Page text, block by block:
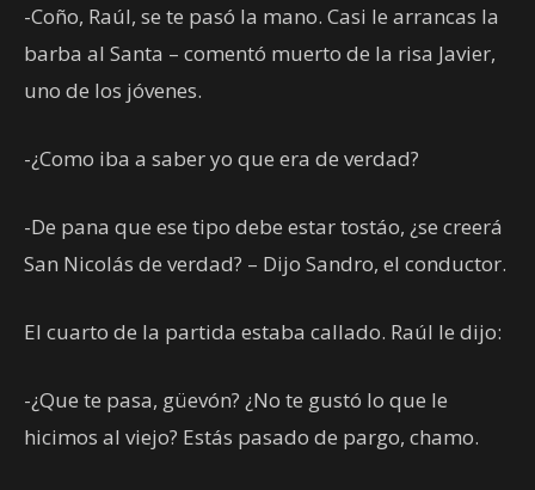
-Coño, Raúl, se te pasó la mano. Casi le arrancas la
barba al Santa – comentó muerto de la risa Javier,
uno de los jóvenes.
-¿Como iba a saber yo que era de verdad?
-De pana que ese tipo debe estar tostáo, ¿se creerá
San Nicolás de verdad? – Dijo Sandro, el conductor.
El cuarto de la partida estaba callado. Raúl le dijo:
-¿Que te pasa, güevón? ¿No te gustó lo que le
hicimos al viejo? Estás pasado de pargo, chamo.